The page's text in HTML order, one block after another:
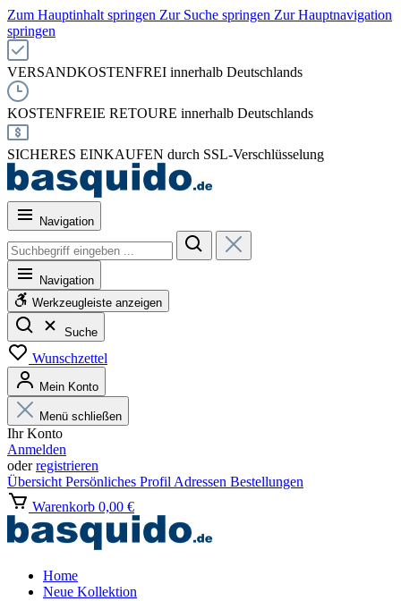
Zum Hauptinhalt springen Zur Suche springen Zur Hauptnavigation
springen
VERSANDKOSTENFREI innerhalb Deutschlands
KOSTENFREIE RETOURE innerhalb Deutschlands
SICHERES EINKAUFEN durch SSL-Verschlüsselung
Navigation
Navigation
Werkzeugleiste anzeigen
Suche
Wunschzettel
Mein Konto
Menü schließen
Ihr Konto
Anmelden
oderregistrieren
Übersicht Persönliches Profil Adressen Bestellungen
Warenkorb 0,00 €
Home
Neue Kollektion